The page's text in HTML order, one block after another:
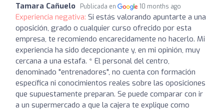
Tamara Cañuelo Publicada en 10 months ago
Experiencia negativa: Si estás valorando apuntarte a una
oposición, grado o cualquier curso ofrecido por esta
empresa, te recomiendo encarecidamente no hacerlo. Mi
experiencia ha sido decepcionante y, en mi opinión, muy
cercana a una estafa. * El personal del centro,
denominado "entrenadores", no cuenta con formación
específica ni conocimientos reales sobre las oposiciones
que supuestamente preparan. Se puede comparar con ir
a un supermercado a que la cajera te explique como